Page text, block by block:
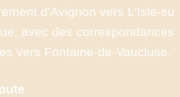
d'Avignon vers L'Isle-
avec des correspondances
vers Fontaine-de-Vaucluse.